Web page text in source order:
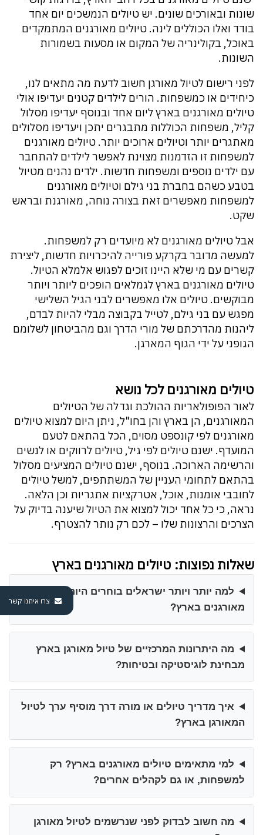
צרו איתנו קשר
שונות ובאורכים שונים. יש טיולים הנמשכים יום אחד
בודד ואלו הכוללים לינה. טיולים מאורגנים המתמקדים
באוכל, בקולינריה של המקום או מסעות בשמורות
השונות.
לפני רישום לטיול מאורגן חשוב לדעת מה מתאים לנו,
כיחידים או כמשפחות. הורים לילדים קטנים יעדיפו אולי
טיולים מאורגנים בארץ ליום אחד ובנוסף יעדיפו מסלול
קליל, משפחות הכוללות מתבגרים יתכן ויעדיפו מסלולים
מאתגרים יותר וטיולים ארוכים יותר. טיולים מאורגנים
למשפחות זו הזדמנות מצוינת לאפשר לילדים להתחבר
עם ילדים נוספים ומשפחות חדשות. ילדים נהנים מטיול
בטבע כשהם בחברת בני גילם וטיולים מאורגנים
למשפחות מאפשרים זאת בצורה נוחה, מאורגנת ובראש
שקט.
אבל טיולים מאורגנים לא מיועדים רק למשפחות.
למעשה מדובר בקרקע פורייה להיכרויות חדשות, ליצירת
קשרים עם מי שלא היינו זוכים לפגוש אלמלא הטיול.
טיולים מאורגנים בארץ לגמלאים הופכים ליותר ויותר
מבוקשים. טיולים אלו מאפשרים לבני הגיל השלישי
מפגש עם בני גילם, לטייל בקבוצה מבלי להיות לבדם,
ליהנות מהדרכתם של מורי הדרך וגם מהביטחון לשלומם
הגופני על ידי הגוף המארגן.
טיולים מאורגנים לכל נושא
לאור הפופולאריות ההולכת וגדלה של הטיולים
המאורגנים, הן בארץ והן בחו"ל, ניתן היום למצוא טיולים
מאורגנים לפי קונספט מסוים, הכל בהתאם לטעם
המועדף. ישנם טיולים לפי גיל, טיולים לרווקים או לנשים
והרשימה הארוכה. בנוסף, ישנם טיולים המציעים מסלול
בהתאם לתחומי העניין של המשתתפים, למשל טיולים
לחובבי אומנות, אוכל, אטרקציות אתגריות וכן הלאה.
נראה, כי כל אחד יכול למצוא את הטיול שיענה בדיוק על
הצרכים והרצונות שלו – לכם רק נותר להצטרף.
שאלות נפוצות: טיולים מאורגנים בארץ
למה יותר ויותר ישראלים בוחרים היום בטיולים
מאורגנים בארץ?
מה היתרונות המרכזיים של טיול מאורגן בארץ
מבחינת לוגיסטיקה ובטיחות?
איך מדריך טיולים או מורה דרך מוסיף ערך לטיול
המאורגן בארץ?
למי מתאימים טיולים מאורגנים בארץ? רק
למשפחות, או גם לקהלים אחרים?
מה חשוב לבדוק לפני שנרשמים לטיול מאורגן